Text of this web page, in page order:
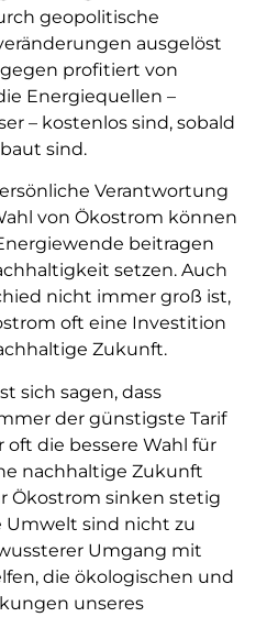
geopolitische
ausgelöst
profitiert von
Energiequellen –
– kostenlos sind, sobald
sind.
Verantwortung
von Ökostrom können
beitragen
setzen. Auch
nicht immer groß ist,
oft eine Investition
Zukunft.
sich sagen, dass
der günstigste Tarif
oft die bessere Wahl für
nachhaltige Zukunft
Ökostrom sinken stetig
Umwelt sind nicht zu
Umgang mit
die ökologischen und
unseres